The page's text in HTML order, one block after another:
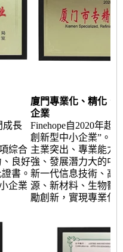
廈門專業化、精化、
企業
成長
綜合
良好
書。
企業
Finehope自2020年起
創新型中小企業”。“
主業突出、專業能力
強、發展潛力大的中
新一代信息技術、高
源、新材料、生物醫
勵創新，實現專業化